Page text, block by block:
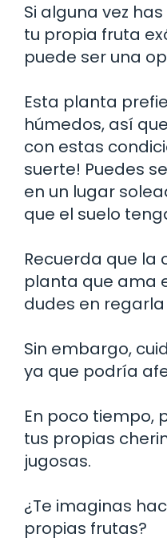
Si alguna vez
tu propia fruta
puede ser una
Esta planta
húmedos, así
con estas
suerte! Puedes
en un lugar
que el suelo
Recuerda que la
planta que ama
dudes en
Sin embargo,
ya que podría
En poco tiempo,
tus propias
jugosas.
¿Te imaginas
propias frutas?